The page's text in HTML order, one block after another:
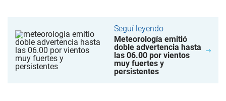
Seguí leyendo
Meteorología emitió
doble advertencia hasta
las 06.00 por vientos
muy fuertes y
persistentes